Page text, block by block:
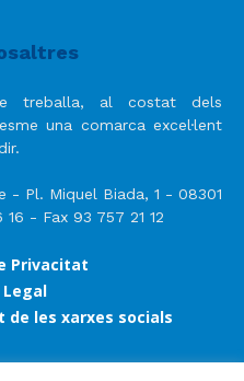
treballa, al costat dels
una comarca excel·lent
- Pl. Miquel Biada, 1 - 08301
- Fax 93 757 21 12
Privacitat
Legal
les xarxes socials